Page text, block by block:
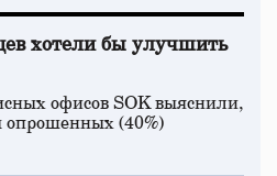
хотели бы улучшить
офисов SOK выяснили,
опрошенных (40%)